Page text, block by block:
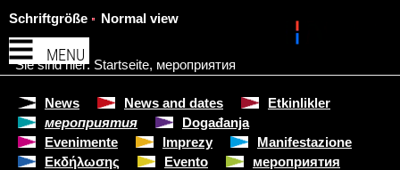
MENU
Schriftgröße Normal view
Sie sind hier: Startseite, мероприятия
News News and dates
Etkinlikler
мероприятия
Događanja
Evenimente
Imprezy
Manifestazione
Εκδήλωσης
Evento
мероприятия